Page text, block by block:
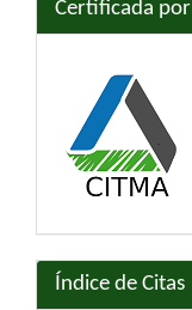
Certificada por
Índice de Citas